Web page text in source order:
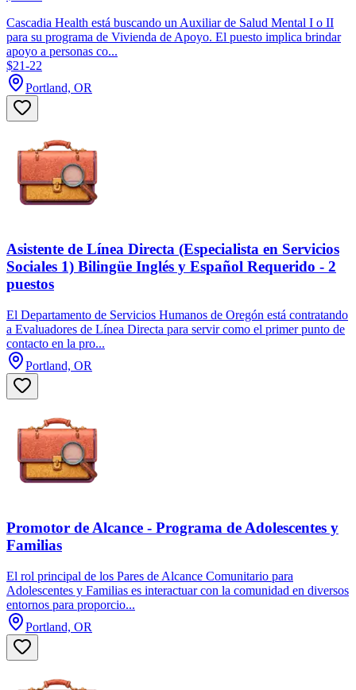
Cascadia Health está buscando un Auxiliar de Salud Mental I o II
para su programa de Vivienda de Apoyo. El puesto implica brindar
apoyo a personas co...
$21-22
Portland, OR
Asistente de Línea Directa (Especialista en Servicios
Sociales 1) Bilingüe Inglés y Español Requerido - 2
puestos
El Departamento de Servicios Humanos de Oregón está contratando
a Evaluadores de Línea Directa para servir como el primer punto de
contacto en la pro...
Portland, OR
Promotor de Alcance - Programa de Adolescentes y
Familias
El rol principal de los Pares de Alcance Comunitario para
Adolescentes y Familias es interactuar con la comunidad en diversos
entornos para proporcio...
Portland, OR